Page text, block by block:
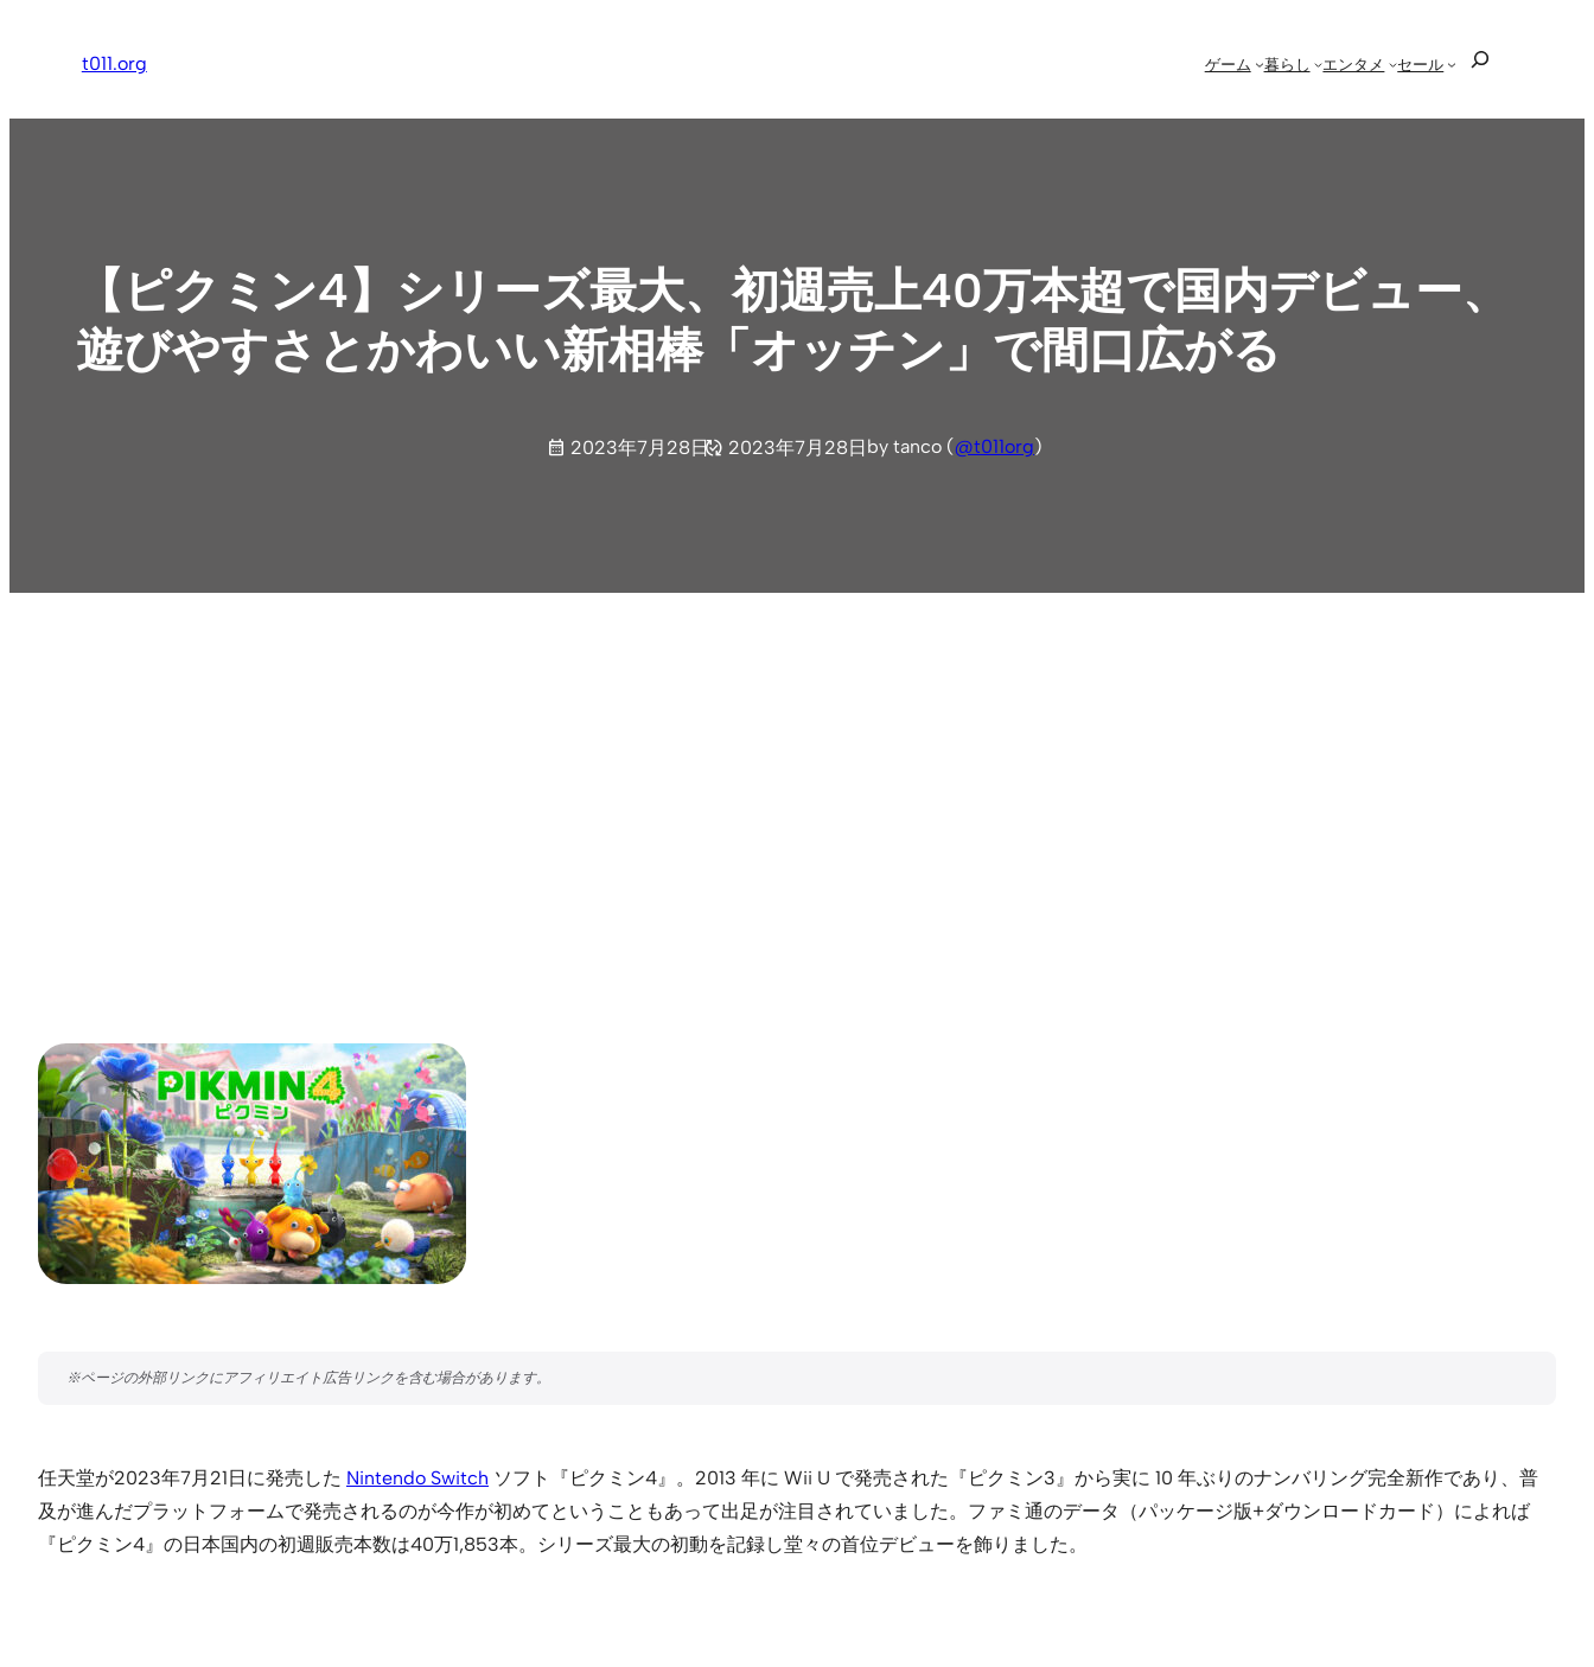
ス
t011.org ゲーム 暮らし エンタメ セール
【ピクミン4】シリーズ最大、初週売上40万本超で国内デビュー、
遊びやすさとかわいい新相棒「オッチン」で間口広がる
2023年7月28日 2023年7月28日 by tanco (@t011org)
任天堂が2023年7月21日に発売した Nintendo Switch ソフト『ピクミン4』。2013 年に Wii U で発売された『ピクミン3』から実に 10 年ぶりのナンバリング完全新作であり、普
及が進んだプラットフォームで発売されるのが今作が初めてということもあって出足が注目されていました。ファミ通のデータ（パッケージ版+ダウンロードカード）によれば
『ピクミン4』の日本国内の初週販売本数は40万1,853本。シリーズ最大の初動を記録し堂々の首位デビューを飾りました。